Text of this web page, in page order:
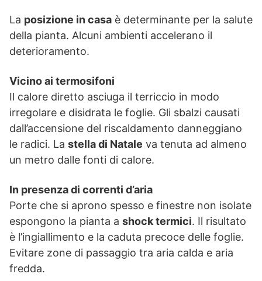
La posizione in casa è determinante per la salute
della pianta. Alcuni ambienti accelerano il
deterioramento.
Vicino ai termosifoni
Il calore diretto asciuga il terriccio in modo
irregolare e disidrata le foglie. Gli sbalzi causati
dall’accensione del riscaldamento danneggiano
le radici. La stella di Natale va tenuta ad almeno
un metro dalle fonti di calore.
In presenza di correnti d’aria
Porte che si aprono spesso e finestre non isolate
espongono la pianta a shock termici. Il risultato
è l’ingiallimento e la caduta precoce delle foglie.
Evitare zone di passaggio tra aria calda e aria
fredda.